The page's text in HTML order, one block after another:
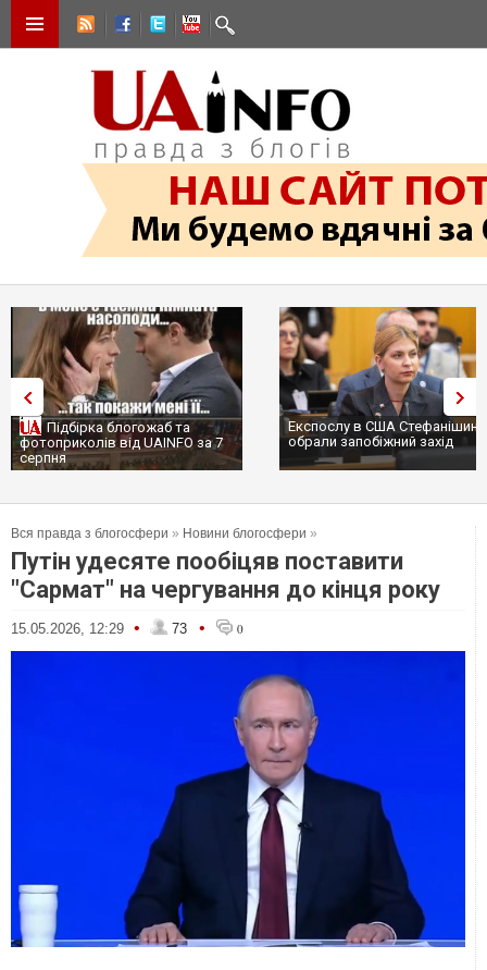
Підбірка блогожаб та
фотоприколів від UAINFO за 7
серпня
Експослу в США
обрали запобіжний захід
Вся правда з блогосфери » Новини блогосфери »
Путін удесяте пообіцяв поставити
"Сармат" на чергування до кінця року
15.05.2026, 12:29 • 73 • 0